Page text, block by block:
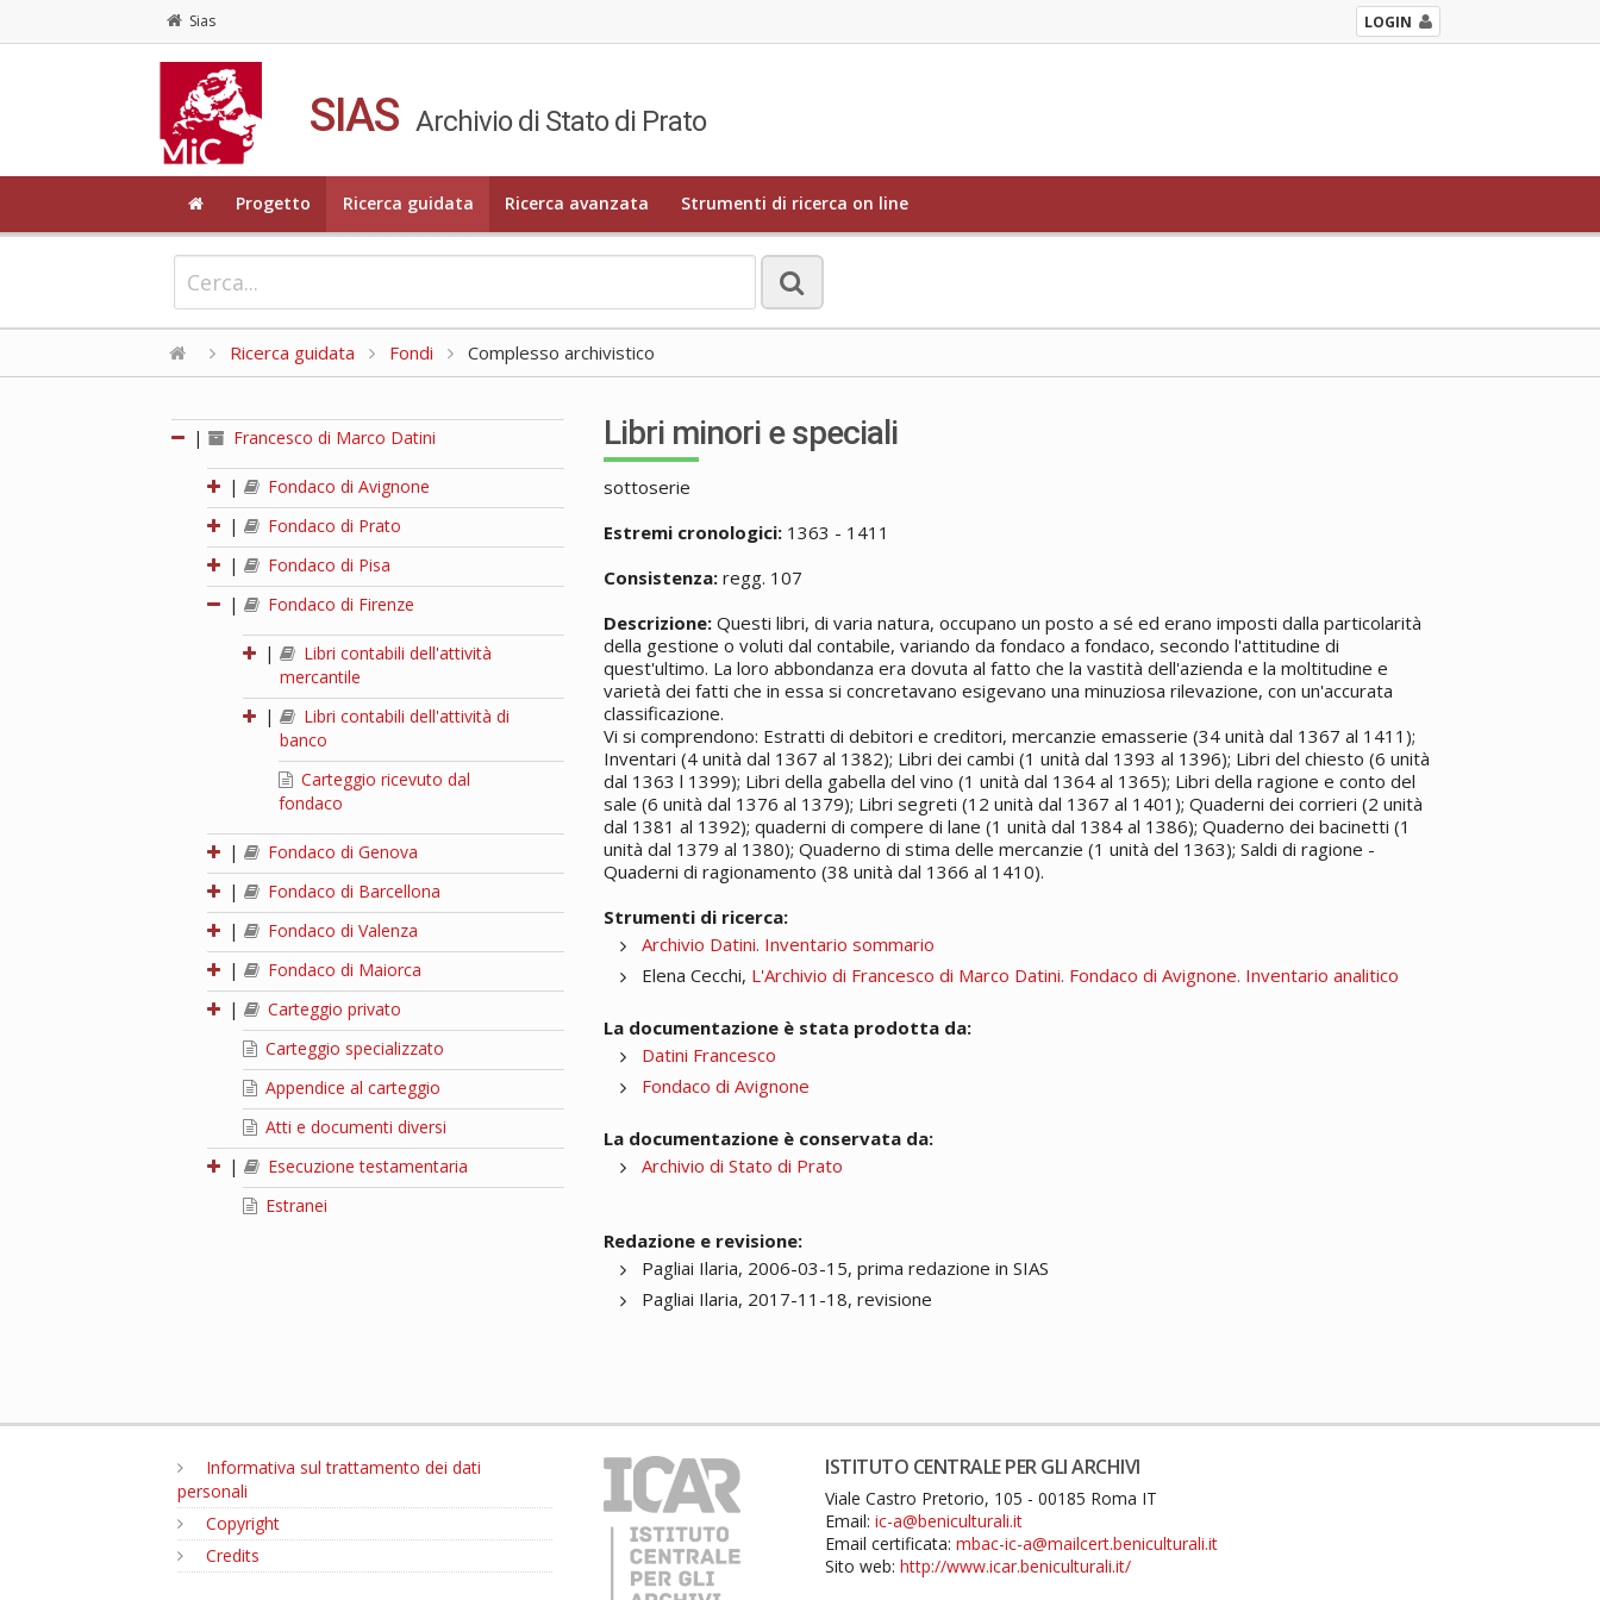
Sias LOGIN
SIAS Archivio di Stato di Prato
Progetto Ricerca guidata Ricerca avanzata Strumenti di ricerca on line
Ricerca guidata Fondi Complesso archivistico
| Francesco di Marco Datini
|
Fondaco di Avignone
|
Fondaco di Prato
|
Fondaco di Pisa
|
Fondaco di Firenze
|
Libri contabili dell'attività
mercantile
|
Libri contabili dell'attività di
banco
Carteggio ricevuto dal
fondaco
|
Fondaco di Genova
|
Fondaco di Barcellona
|
Fondaco di Valenza
|
Fondaco di Maiorca
|
Carteggio privato
Carteggio specializzato
Appendice al carteggio
Atti e documenti diversi
|
Esecuzione testamentaria
Estranei
Libri minori e speciali
sottoserie
Estremi cronologici: 1363 - 1411
Consistenza: regg. 107
Descrizione: Questi libri, di varia natura, occupano un posto a sé ed erano imposti dalla particolarità
della gestione o voluti dal contabile, variando da fondaco a fondaco, secondo l'attitudine di
quest'ultimo. La loro abbondanza era dovuta al fatto che la vastità dell'azienda e la moltitudine e
varietà dei fatti che in essa si concretavano esigevano una minuziosa rilevazione, con un'accurata
classificazione.
Vi si comprendono: Estratti di debitori e creditori, mercanzie emasserie (34 unità dal 1367 al 1411);
Inventari (4 unità dal 1367 al 1382); Libri dei cambi (1 unità dal 1393 al 1396); Libri del chiesto (6 unità
dal 1363 l 1399); Libri della gabella del vino (1 unità dal 1364 al 1365); Libri della ragione e conto del
sale (6 unità dal 1376 al 1379); Libri segreti (12 unità dal 1367 al 1401); Quaderni dei corrieri (2 unità
dal 1381 al 1392); quaderni di compere di lane (1 unità dal 1384 al 1386); Quaderno dei bacinetti (1
unità dal 1379 al 1380); Quaderno di stima delle mercanzie (1 unità del 1363); Saldi di ragione -
Quaderni di ragionamento (38 unità dal 1366 al 1410).
Strumenti di ricerca:
Archivio Datini. Inventario sommario
Elena Cecchi, L'Archivio di Francesco di Marco Datini. Fondaco di Avignone. Inventario analitico
La documentazione è stata prodotta da:
Datini Francesco
Fondaco di Avignone
La documentazione è conservata da:
Archivio di Stato di Prato
Redazione e revisione:
Pagliai Ilaria, 2006-03-15, prima redazione in SIAS
Pagliai Ilaria, 2017-11-18, revisione
Informativa sul trattamento dei dati
personali
Copyright
Credits
ISTITUTO CENTRALE PER GLI ARCHIVI
Viale Castro Pretorio, 105 - 00185 Roma IT
Email:ic-a@beniculturali.it
Email certificata:mbac-ic-a@mailcert.beniculturali.it
Sito web:http://www.icar.beniculturali.it/